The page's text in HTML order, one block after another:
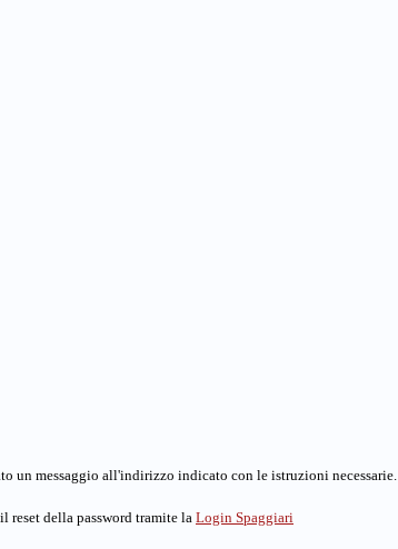
un messaggio all'indirizzo indicato con le istruzioni necessarie.
reset della password tramite la Login Spaggiari